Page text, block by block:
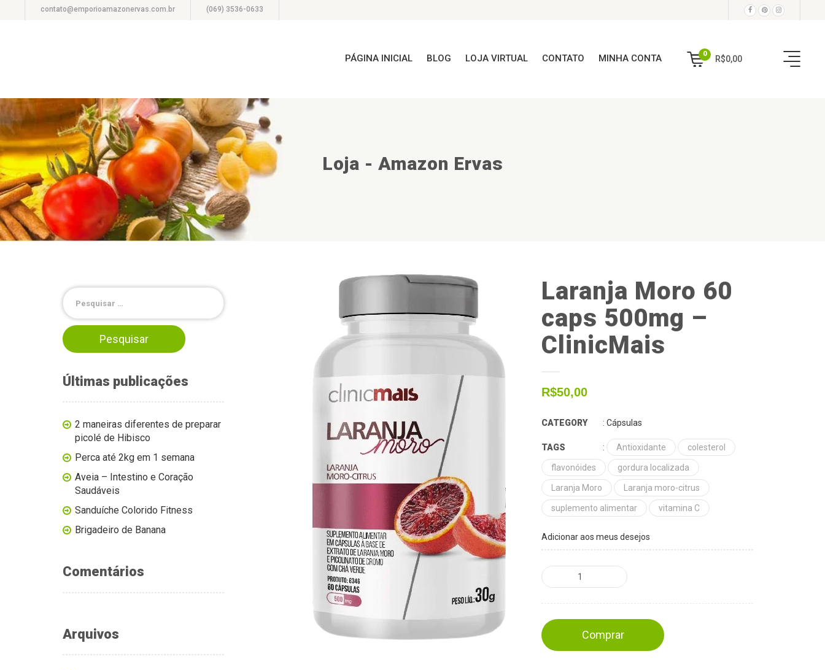
contato@emporioamazonervas.com.br (069) 3536-0633
PÁGINA INICIAL BLOG LOJA VIRTUAL CONTATO MINHA CONTA 0
R$0,00
Loja - Amazon Ervas
Laranja Moro 60
caps 500mg –
ClinicMais
R$50,00
CATEGORY : Cápsulas
TAGS : Antioxidante colesterol
flavonóides gordura localizada
Laranja Moro Laranja moro-citrus
suplemento alimentar vitamina C
Adicionar aos meus desejos
Comprar
Últimas publicações
2 maneiras diferentes de preparar
picolé de Hibisco
Perca até 2kg em 1 semana
Aveia – Intestino e Coração
Saudáveis
Sanduíche Colorido Fitness
Brigadeiro de Banana
Comentários
Arquivos